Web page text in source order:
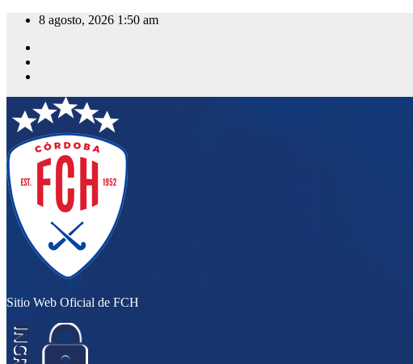
Saltar
contenido
8 agosto, 2026 1:50 am
Sitio Web Oficial de FCH